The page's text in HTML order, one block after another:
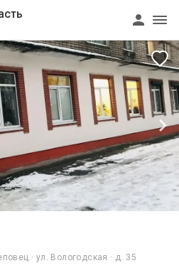
· ул. Вологодская · д. 35